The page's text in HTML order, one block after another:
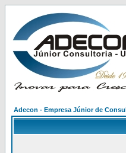
Adecon - Empresa Júnior de